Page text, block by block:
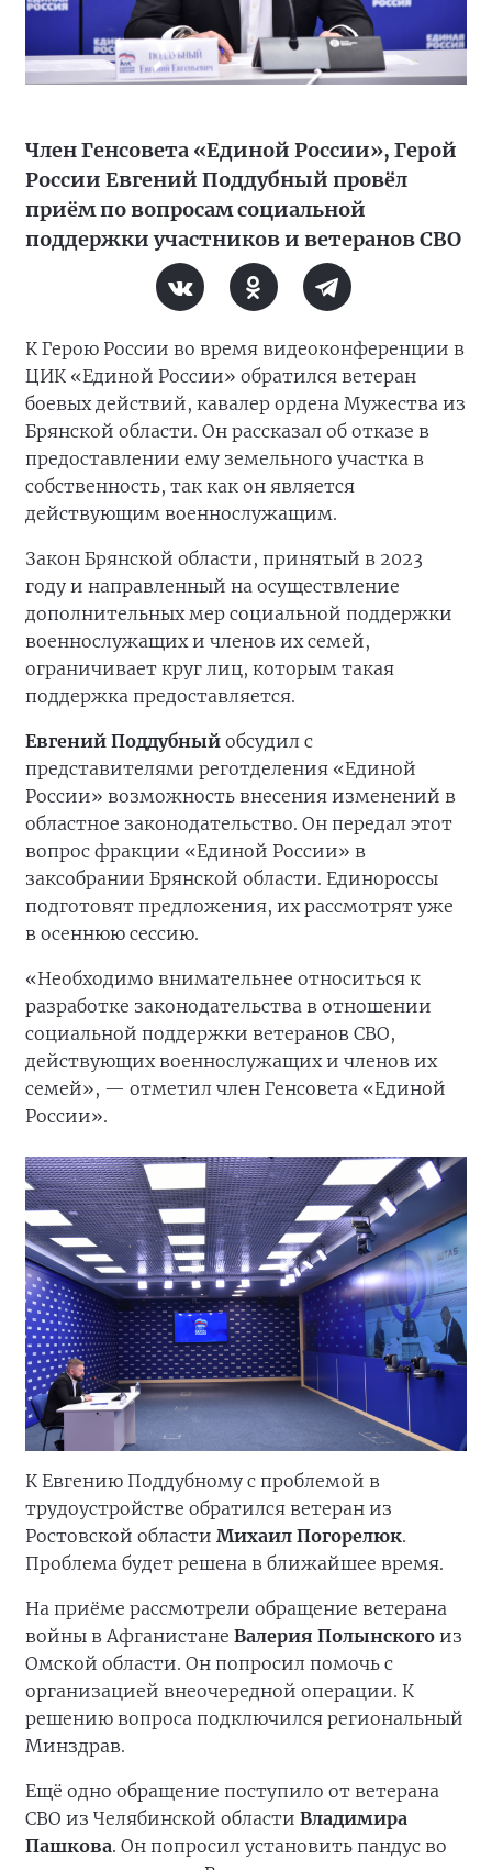
Член Генсовета «Единой России», Герой
России Евгений Поддубный провёл
приём по вопросам социальной
поддержки участников и ветеранов СВО
К Герою России во время видеоконференции в
ЦИК «Единой России» обратился ветеран
боевых действий, кавалер ордена Мужества из
Брянской области. Он рассказал об отказе в
предоставлении ему земельного участка в
собственность, так как он является
действующим военнослужащим.
Закон Брянской области, принятый в 2023
году и направленный на осуществление
дополнительных мер социальной поддержки
военнослужащих и членов их семей,
ограничивает круг лиц, которым такая
поддержка предоставляется.
Евгений Поддубный обсудил с
представителями реготделения «Единой
России» возможность внесения изменений в
областное законодательство. Он передал этот
вопрос фракции «Единой России» в
заксобрании Брянской области. Единороссы
подготовят предложения, их рассмотрят уже
в осеннюю сессию.
«Необходимо внимательнее относиться к
разработке законодательства в отношении
социальной поддержки ветеранов СВО,
действующих военнослужащих и членов их
семей», — отметил член Генсовета «Единой
России».
К Евгению Поддубному с проблемой в
трудоустройстве обратился ветеран из
Ростовской области Михаил Погорелюк.
Проблема будет решена в ближайшее время.
На приёме рассмотрели обращение ветерана
войны в Афганистане Валерия Полынского из
Омской области. Он попросил помочь с
организацией внеочередной операции. К
решению вопроса подключился региональный
Минздрав.
Ещё одно обращение поступило от ветерана
СВО из Челябинской области Владимира
Пашкова. Он попросил установить пандус во